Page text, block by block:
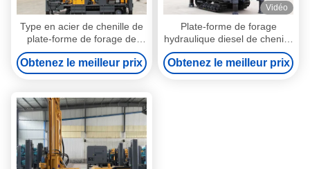
Type en acier de chenille de
plate-forme de forage de
puits d'eau du moteur 85KW
de YUCHAI
Obtenez le meilleur prix
Vidéo
Plate-forme de forage
hydraulique diesel de chenille
de puissance de TOROS
avec le moteur de YUCHAI
Obtenez le meilleur prix